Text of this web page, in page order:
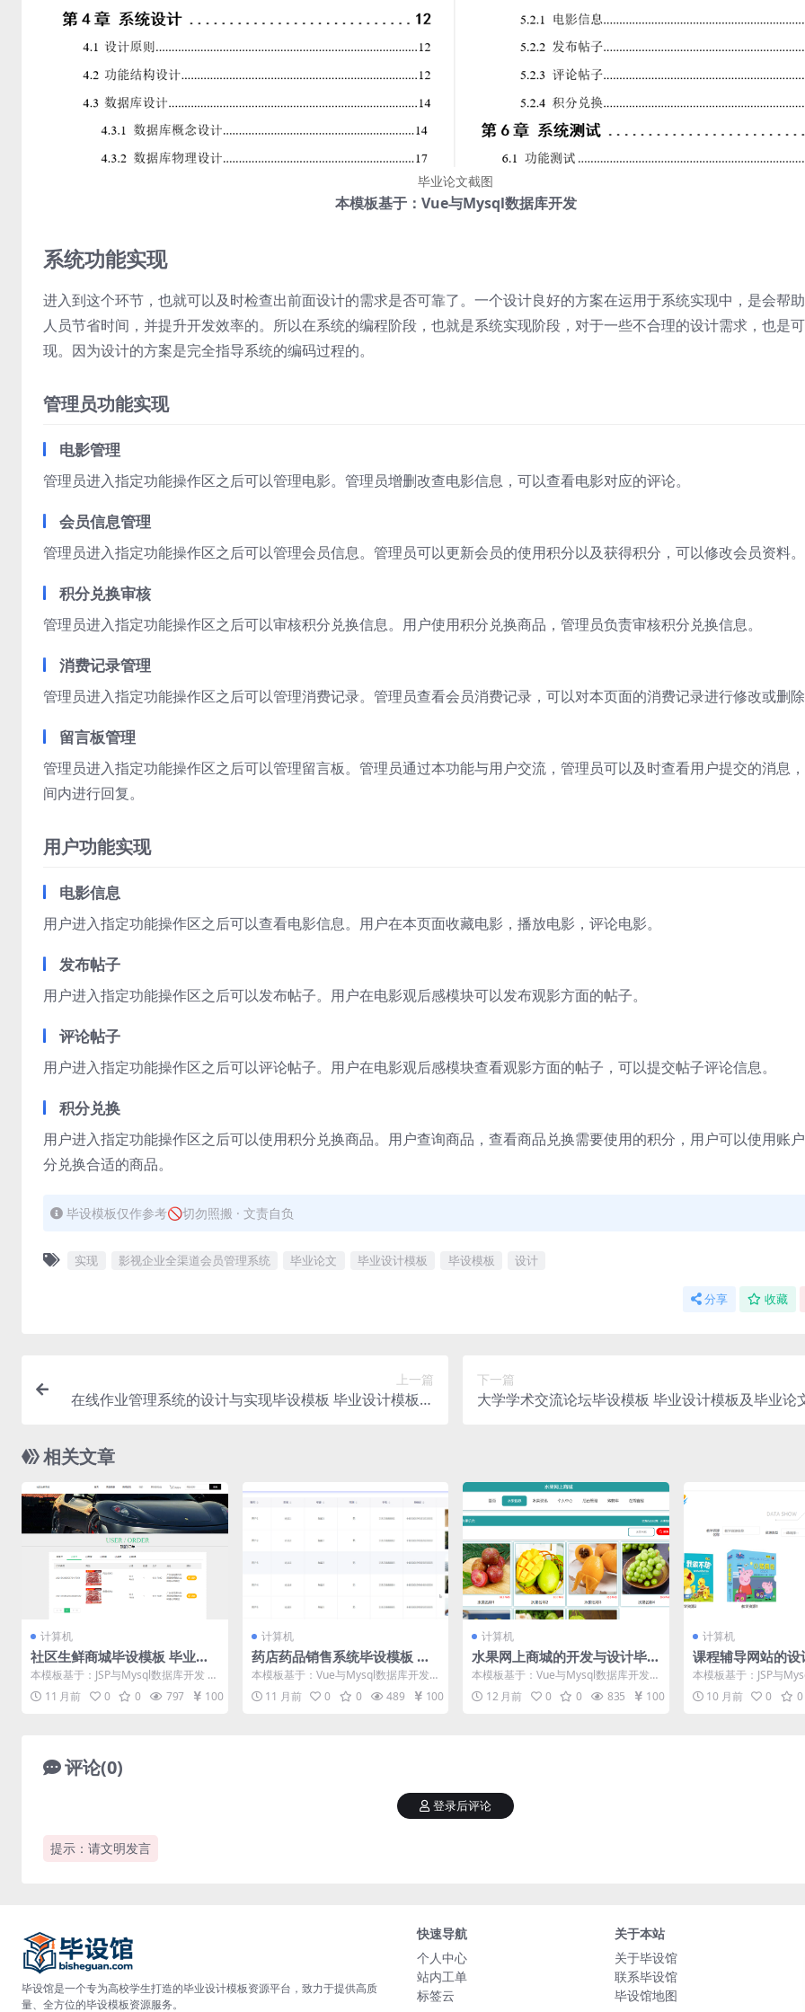
毕业论文截图
本模板基于：Vue与Mysql数据库开发
系统功能实现
进入到这个环节，也就可以及时检查出前面设计的需求是否可靠了。一个设计良好的方案在运用于系统实现中，是会帮
人员节省时间，并提升开发效率的。所以在系统的编程阶段，也就是系统实现阶段，对于一些不合理的设计需求，也是
现。因为设计的方案是完全指导系统的编码过程的。
管理员功能实现
电影管理
管理员进入指定功能操作区之后可以管理电影。管理员增删改查电影信息，可以查看电影对应的评论。
会员信息管理
管理员进入指定功能操作区之后可以管理会员信息。管理员可以更新会员的使用积分以及获得积分，可以修改会员资料。
积分兑换审核
管理员进入指定功能操作区之后可以审核积分兑换信息。用户使用积分兑换商品，管理员负责审核积分兑换信息。
消费记录管理
管理员进入指定功能操作区之后可以管理消费记录。管理员查看会员消费记录，可以对本页面的消费记录进行修改或删
留言板管理
管理员进入指定功能操作区之后可以管理留言板。管理员通过本功能与用户交流，管理员可以及时查看用户提交的消息
间内进行回复。
用户功能实现
电影信息
用户进入指定功能操作区之后可以查看电影信息。用户在本页面收藏电影，播放电影，评论电影。
发布帖子
用户进入指定功能操作区之后可以发布帖子。用户在电影观后感模块可以发布观影方面的帖子。
评论帖子
用户进入指定功能操作区之后可以评论帖子。用户在电影观后感模块查看观影方面的帖子，可以提交帖子评论信息。
积分兑换
用户进入指定功能操作区之后可以使用积分兑换商品。用户查询商品，查看商品兑换需要使用的积分，用户可以使用账
分兑换合适的商品。
毕设模板仅作参考🚫切勿照搬 · 文责自负
实现 影视企业全渠道会员管理系统 毕业论文 毕业设计模板 毕设模板 设计
分享 收藏
上一篇
在线作业管理系统的设计与实现毕设模板 毕业设计模板及
下一篇
大学学术交流论坛毕设模板 毕业设计模板及毕业论
相关文章
计算机
社区生鲜商城毕设模板 毕业设
计模板及毕业论文
本模板基于：JSP与Mysql数据库开发 系
统功能实现 在此部分内容中，主要通
过...11 月前 0 0 797 100
计算机
药店药品销售系统毕设模板 毕
业设计模板及毕业论文
本模板基于：Vue与Mysql数据库开发
系统详细实现 用户信息管理 药店药品
销...11 月前 0 0 489 100
计算机
水果网上商城的开发与设计毕
设模板 毕业设计模板及毕业论
文与开题报告
本模板基于：Vue与Mysql数据库开发
系统功能实现 前台首页 前台首页包含
导...12 月前 0 0 835 100
计算机
课程辅导网站的设
设模板 毕业设计
文与答辩
本模板基于：JSP与
统功能实现 前台首页
10 月前 0 0
评论(0)
提示：请文明发言
登录后评论
毕设馆是一个专为高校学生打造的毕业设计模板资源平台，致力于提供高质
量、全方位的毕设模板资源服务。
快速导航
个人中心
站内工单
标签云
关于本站
关于毕设馆
联系毕设馆
毕设馆地图